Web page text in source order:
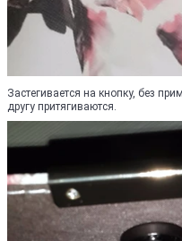
Застегивается на кнопку, без
другу притягиваются.